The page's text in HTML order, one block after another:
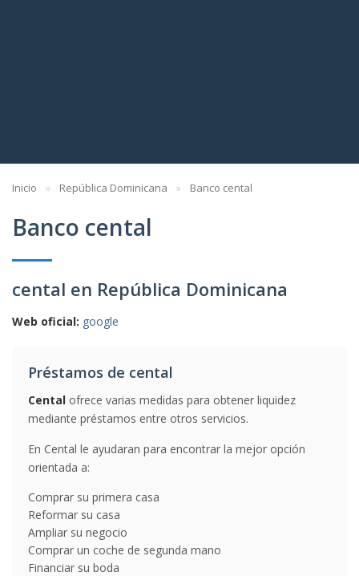
Inicio República Dominicana Banco cental
Banco cental
cental en República Dominicana
Web oficial: google
Préstamos de cental
Cental ofrece varias medidas para obtener liquidez
mediante préstamos entre otros servicios.
En Cental le ayudaran para encontrar la mejor opción
orientada a:
Comprar su primera casa
Reformar su casa
Ampliar su negocio
Comprar un coche de segunda mano
Financiar su boda